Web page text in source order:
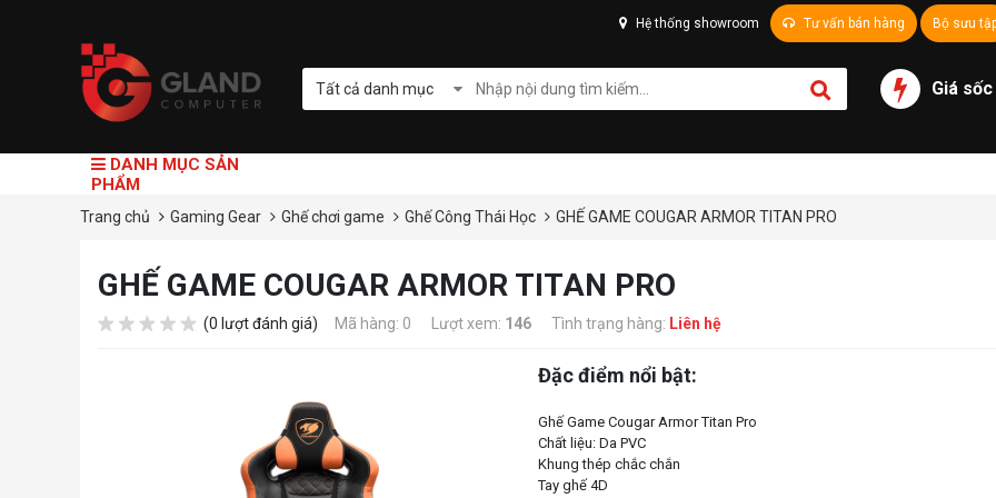
Hệ thống showroom Tư vấn bán hàng Bộ sưu
Tất cả danh mục Giá sốc
DANH MỤC SẢN
PHẨM
Trang chủ Gaming Gear Ghế chơi game Ghế Công Thái Học GHẾ GAME COUGAR ARMOR TITAN PRO
GHẾ GAME COUGAR ARMOR TITAN PRO
(0 lượt đánh giá) Mã hàng: 0 Lượt xem: 146 Tình trạng hàng: Liên hệ
Đặc điểm nổi bật:
Ghế Game Cougar Armor Titan Pro
Chất liệu: Da PVC
Khung thép chắc chắn
Tay ghế 4D